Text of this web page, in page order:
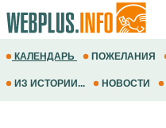
КАЛЕНДАРЬ ПОЖЕЛАНИЯ
ИЗ ИСТОРИИ... НОВОСТИ